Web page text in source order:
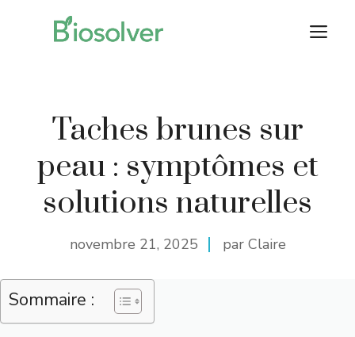
Taches brunes sur
peau : symptômes et
solutions naturelles
novembre 21, 2025 par Claire
Sommaire :